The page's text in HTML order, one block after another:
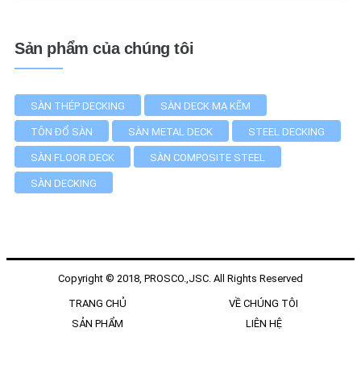
Sản phẩm của chúng tôi
SÀN THÉP DECKING SÀN DECK MẠ KẼM
TÔN ĐỔ SÀN SÀN METAL DECK STEEL DECKING
SÀN FLOOR DECK SÀN COMPOSITE STEEL
SÀN DECKING
Copyright © 2018, PROSCO.,JSC. All Rights Reserved
TRANG CHỦ
VỀ CHÚNG TÔI
SẢN PHẨM
LIÊN HỆ